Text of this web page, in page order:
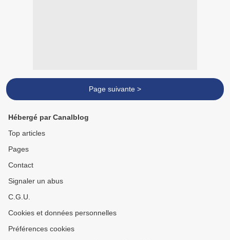
Page suivante >
Hébergé par Canalblog
Top articles
Pages
Contact
Signaler un abus
C.G.U.
Cookies et données personnelles
Préférences cookies